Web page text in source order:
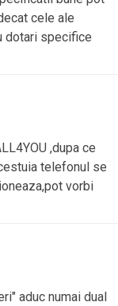
cele ale
dotari specifice
,dupa ce
telefonul se
vorbi
aduc numai dual